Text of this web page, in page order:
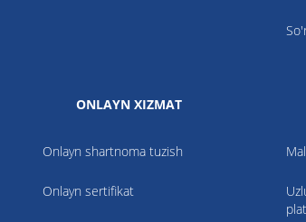
ONLAYN XIZMAT
Onlayn shartnoma tuzish
Onlayn sertifikat